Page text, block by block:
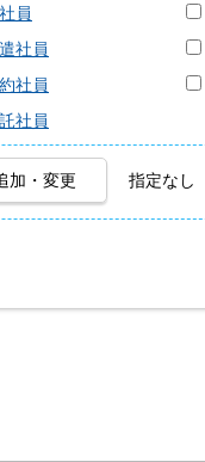
員
社員
社員
社員
加・変更 指定なし